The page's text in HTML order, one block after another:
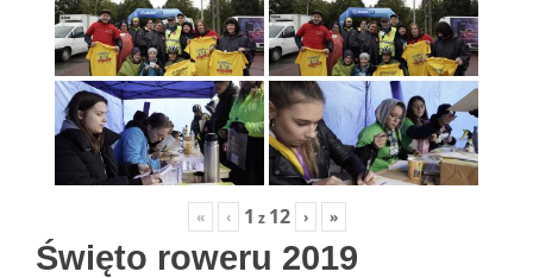
« ‹ 1 z 12 › »
Święto roweru 2019